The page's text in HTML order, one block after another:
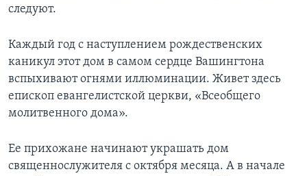
следуют.
Каждый год с наступлением рождественских
каникул этот дом в самом сердце Вашингтона
вспыхивают огнями иллюминации. Живет здесь
епископ евангелистской церкви, «Всеобщего
молитвенного дома».
Ее прихожане начинают украшать дом
священнослужителя с октября месяца. А в начале